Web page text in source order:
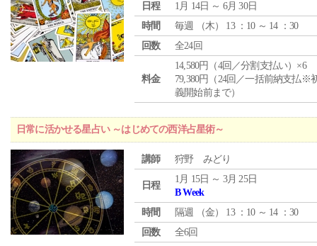
日程
1月 14日 ～ 6月 30日
時間
毎週 （木） 13 ：10 ～ 14 ：30
回数
全24回
料金
14,580円（4回／分割支払い）×6
79,380円（24回／一括前納支払※
義開始前まで）
日常に活かせる星占い ～はじめての西洋占星術～
講師 狩野 みどり
日程
1月 15日 ～ 3月 25日
B Week
時間
隔週 （金） 13 ：10 ～ 14 ：30
回数
全6回